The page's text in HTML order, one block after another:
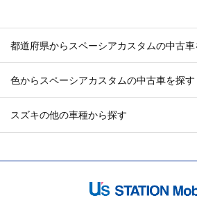
都道府県からスペーシアカスタムの中古車
色からスペーシアカスタムの中古車を探す
スズキの他の車種から探す